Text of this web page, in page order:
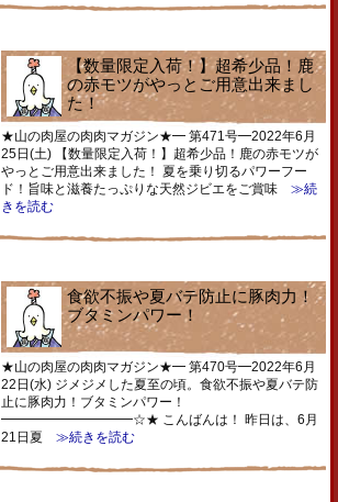
【数量限定入荷！】超希少品！鹿
の赤モツがやっとご用意出来まし
た！
★山の肉屋の肉肉マガジン★━ 第471号━2022年6月
25日(土) 【数量限定入荷！】超希少品！鹿の赤モツが
やっとご用意出来ました！ 夏を乗り切るパワーフー
ド！旨味と滋養たっぷりな天然ジビエをご賞味 ≫続
きを読む
食欲不振や夏バテ防止に豚肉力！
ブタミンパワー！
★山の肉屋の肉肉マガジン★━ 第470号━2022年6月
22日(水) ジメジメした夏至の頃。食欲不振や夏バテ防
止に豚肉力！ブタミンパワー！
━━━━━━━━━━☆★ こんばんは！ 昨日は、6月
21日夏
≫続きを読む